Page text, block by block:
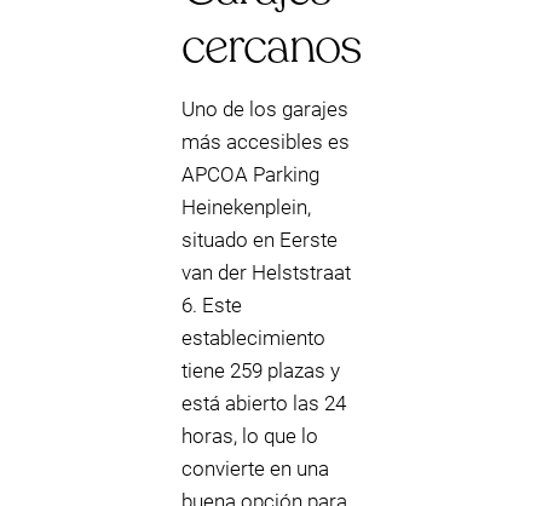
cercanos
Uno de los garajes
más accesibles es
APCOA Parking
Heinekenplein,
situado en Eerste
van der Helststraat
6. Este
establecimiento
tiene 259 plazas y
está abierto las 24
horas, lo que lo
convierte en una